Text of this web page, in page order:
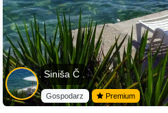
Siniša Č .
Gospodarz Premium